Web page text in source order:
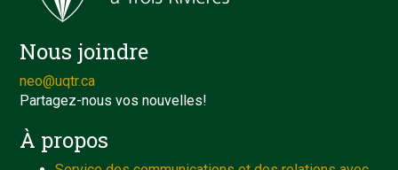
Nous joindre
neo@uqtr.ca
Partagez-nous vos nouvelles!
À propos